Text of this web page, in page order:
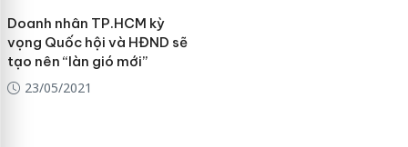
Doanh nhân TP.HCM kỳ
vọng Quốc hội và HĐND sẽ
tạo nên “làn gió mới”
23/05/2021